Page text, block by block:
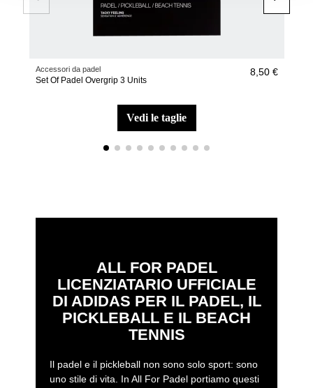
Accessori da padel
Set Of Padel Overgrip 3 Units
8,50 €
vedi le taglie
ALL FOR PADEL
LICENZIATARIO UFFICIALE
DI ADIDAS PER IL PADEL, IL
PICKLEBALL E IL BEACH
TENNIS
Il padel e il pickleball non sono solo sport: sono
uno stile di vita. In All For Padel portiamo questi